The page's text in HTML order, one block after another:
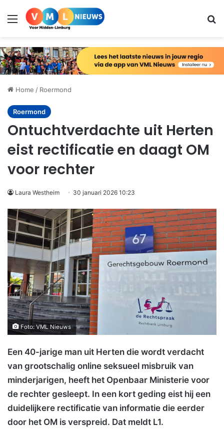
Menu
Home / Roermond
Roermond
Ontuchtverdachte uit Herten
eist rectificatie en daagt OM
voor rechter
Laura Westheim 30 januari 2026 10:23
Foto: VML Nieuws
Een 40-jarige man uit Herten die wordt verdacht
van grootschalig online seksueel misbruik van
minderjarigen, heeft het Openbaar Ministerie voor
de rechter gesleept. In een kort geding eist hij een
duidelijkere rectificatie van informatie die eerder
door het OM is verspreid. Dat meldt L1.